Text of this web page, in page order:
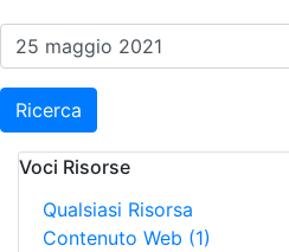
Ricerca
Voci Risorse
Qualsiasi Risorsa
Contenuto Web (1)